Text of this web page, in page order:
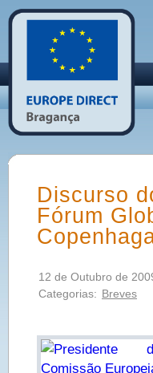
Discurso
Fórum
12 de Outubro de
Categorias: Breves